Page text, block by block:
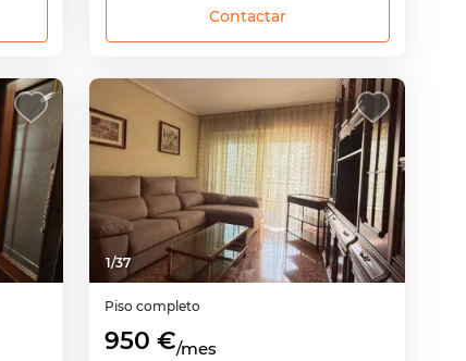
Contactar
1/37
Piso completo
950 €/mes